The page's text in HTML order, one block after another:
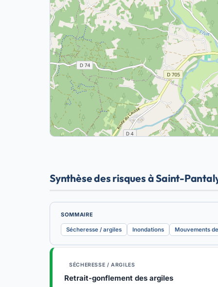
Synthèse des risques à Saint-
SOMMAIRE
Sécheresse / argiles Inondations Mouvements
SÉCHERESSE / ARGILES
Retrait-gonflement des argiles